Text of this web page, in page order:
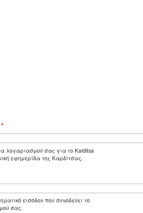
*
λογαριασμού σας για το Karditsa
εφημερίδα της Καρδίτσας.
εισόδου που συνοδεύει το
σας.